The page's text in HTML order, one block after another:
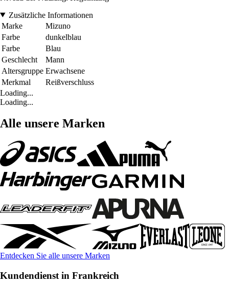
Zusätzliche Informationen
Marke
Mizuno
Farbe
dunkelblau
Farbe
Blau
Geschlecht
Mann
Altersgruppe Erwachsene
Merkmal
Reißverschluss
Loading...
Loading...
Alle unsere Marken
Entdecken Sie alle unsere Marken
Kundendienst in Frankreich